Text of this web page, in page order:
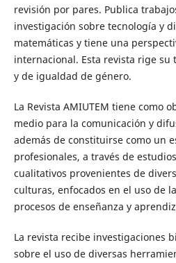
revisión por pares. Publica
investigación sobre tecnología y
matemáticas y tiene una
internacional. Esta revista rige su
y de igualdad de género.
La Revista AMIUTEM tiene como
medio para la comunicación y
además de constituirse como un
profesionales, a través de
cualitativos provenientes de
culturas, enfocados en el uso de
procesos de enseñanza y
La revista recibe investigaciones
sobre el uso de diversas